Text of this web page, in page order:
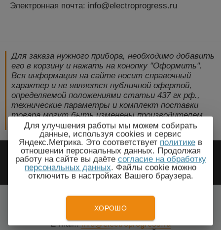
Электронная почта: info@electroprogress.ru
Для заказа нужного прибора, необходимо добавить
его в корзину и нажать на конопку "Оформить".
Вся информация на сайте носит справочный
характер и не является публичной офертой,
определяемой положениями статьи 437 гк рф.,
технические параметры и комплект поставки
товара могут быть изменены производителем
без предварительного уведомления!
2009-2026 © ЭлектроПрогресс -
Электротехническое оборудование
Урус-Мартан, Чеченская Республика
Тел.: +7(499) 648-87-27
E-mail.:info@electroprogress.ru
Для улучшения работы мы можем собирать
данные, используя cookies и сервис
Яндекс.Метрика. Это соответствует политике в
отношении персональных данных. Продолжая
работу на сайте вы даёте согласие на обработку
персональных данных. Файлы cookie можно
отключить в настройках Вашего браузера.
ХОРОШО